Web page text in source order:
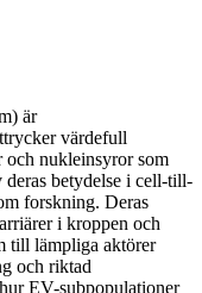
är
värdefull
nukleinsyror som
betydelse i cell-till-
forskning. Deras
i kroppen och
till lämpliga aktörer
och riktad
EV-subpopulationer